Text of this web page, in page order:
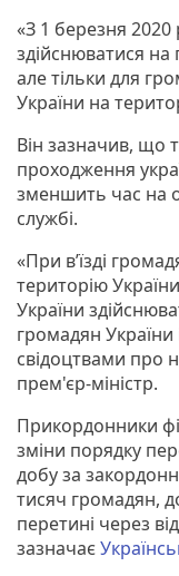
«З 1 березня
здійснюватися на
але тільки для
України на
Він зазначив, що
проходження
зменшить час на
службі.
«При в’їзді
територію
України
громадян України
свідоцтвами про
прем'єр-міністр.
Прикордонники
зміни порядку
добу за
тисяч громадян,
перетині через
зазначає